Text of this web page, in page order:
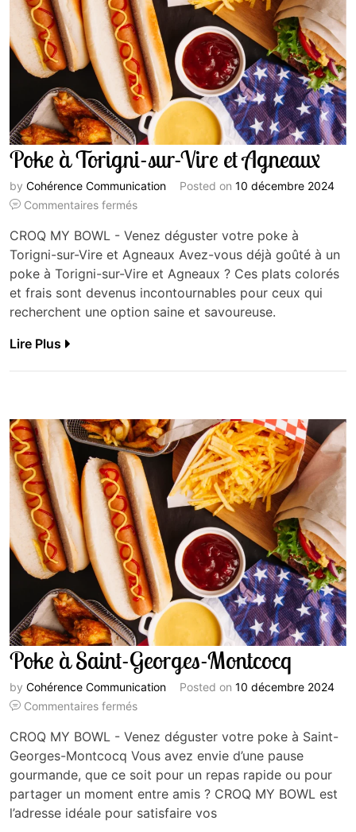
Poke à Torigni-sur-Vire et Agneaux
by Cohérence Communication Posted on 10 décembre 2024
Commentaires fermés
CROQ MY BOWL - Venez déguster votre poke à
Torigni-sur-Vire et Agneaux Avez-vous déjà goûté à un
poke à Torigni-sur-Vire et Agneaux ? Ces plats colorés
et frais sont devenus incontournables pour ceux qui
recherchent une option saine et savoureuse.
Lire Plus
Poke à Saint-Georges-Montcocq
by Cohérence Communication Posted on 10 décembre 2024
Commentaires fermés
CROQ MY BOWL - Venez déguster votre poke à Saint-
Georges-Montcocq Vous avez envie d’une pause
gourmande, que ce soit pour un repas rapide ou pour
partager un moment entre amis ? CROQ MY BOWL est
l’adresse idéale pour satisfaire vos